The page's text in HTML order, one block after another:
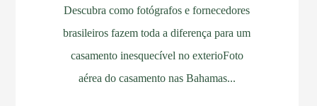
Descubra como fotógrafos e fornecedores
brasileiros fazem toda a diferença para um
casamento inesquecível no exterioFoto
aérea do casamento nas Bahamas...